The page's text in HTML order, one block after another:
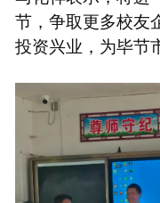
节，争取更多校友
投资兴业，为毕节